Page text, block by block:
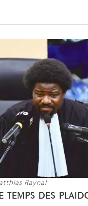
Raynal
TEMPS DES